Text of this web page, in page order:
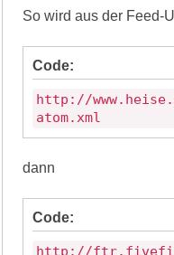
So wird aus der Feed-
Code:
http://
atom.xml
dann
Code:
http://